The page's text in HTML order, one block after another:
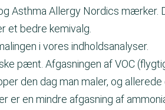
Asthma Allergy Nordics mærker.
et bedre kemivalg.
i vores indholdsanalyser.
pænt. Afgasningen af VOC
den dag man maler, og
er en mindre afgasning af